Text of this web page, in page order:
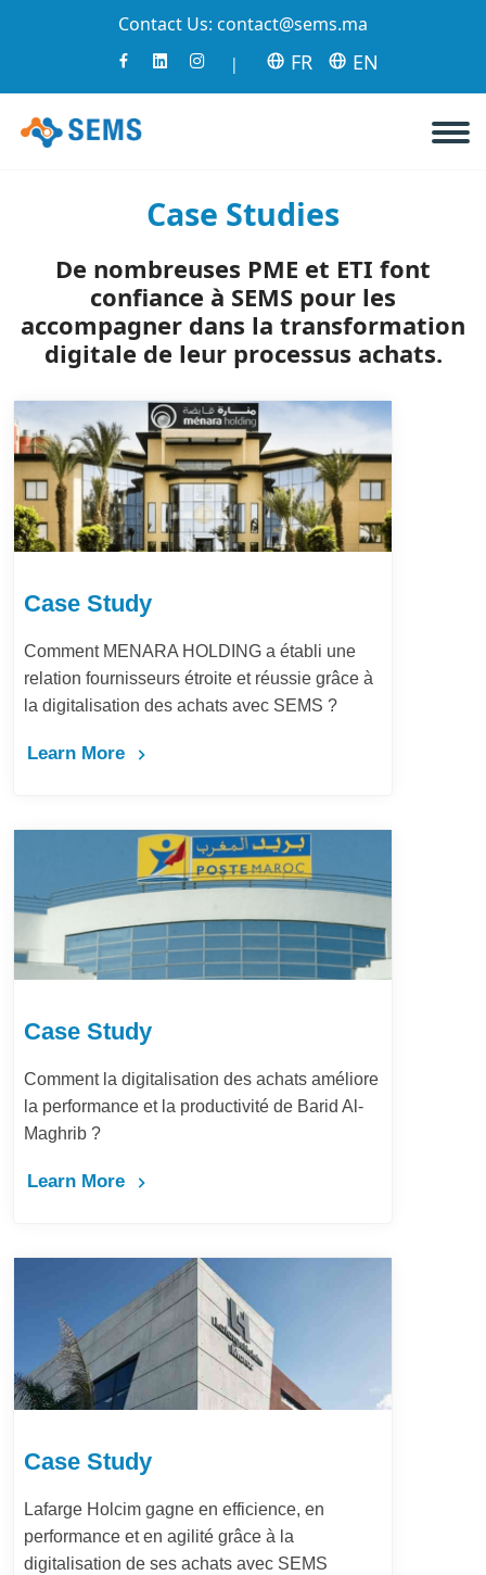
Contact Us: contact@sems.ma
| FR EN
Case Studies
De nombreuses PME et ETI font
confiance à SEMS pour les
accompagner dans la transformation
digitale de leur processus achats.
Case Study
Comment MENARA HOLDING a établi une
relation fournisseurs étroite et réussie grâce à
la digitalisation des achats avec SEMS ?
Learn More
Case Study
Comment la digitalisation des achats améliore
la performance et la productivité de Barid Al-
Maghrib ?
Learn More
Case Study
Lafarge Holcim gagne en efficience, en
performance et en agilité grâce à la
digitalisation de ses achats avec SEMS